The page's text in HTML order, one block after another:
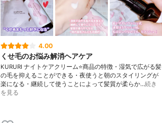
4.00
くせ毛のお悩み解消ヘアケア
KURURI ナイトケアクリーム⭐️商品の特徴・湿気で広がる髪
の毛を抑えることができる・夜使うと朝のスタイリングが
楽になる・継続して使うことによって髪質が柔らか…続き
を見る